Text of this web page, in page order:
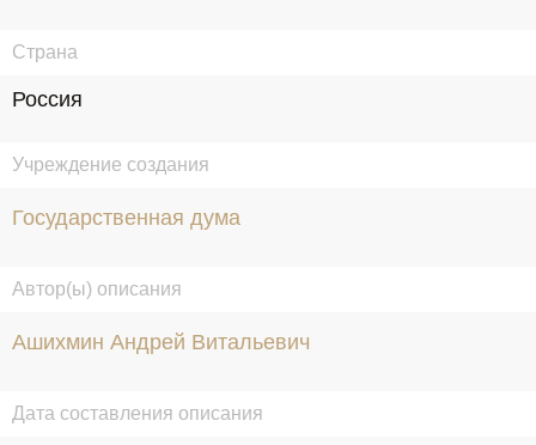
Страна
Россия
Учреждение создания
Государственная дума
Автор(ы) описания
Ашихмин Андрей Витальевич
Дата составления описания